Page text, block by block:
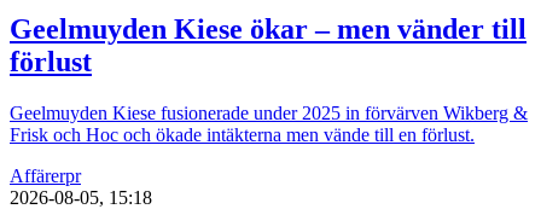
Geelmuyden Kiese ökar – men vänder till
förlust
Geelmuyden Kiese fusionerade under 2025 in förvärven Wikberg &
Frisk och Hoc och ökade intäkterna men vände till en förlust.
Affärerpr
2026-08-05, 15:18